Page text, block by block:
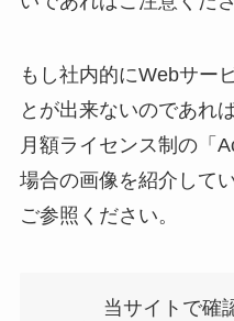
もし社内的にWebサー
とが出来ないのであれ
月額ライセンス制の「
場合の画像を紹介して
ご参照ください。
当サイトで確